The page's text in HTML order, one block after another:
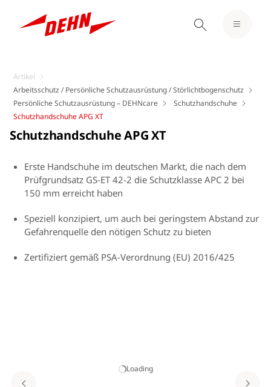
Artikel
Arbeitsschutz / Persönliche Schutzausrüstung / Störlichtbogenschutz
Persönliche Schutzausrüstung – DEHNcare
Schutzhandschuhe
Schutzhandschuhe APG XT
Loading
Schutzhandschuhe APG XT
Erste Handschuhe im deutschen Markt, die nach dem
Prüfgrundsatz GS-ET 42-2 die Schutzklasse APC 2 bei
150 mm erreicht haben
Speziell konzipiert, um auch bei geringstem Abstand zur
Gefahrenquelle den nötigen Schutz zu bieten
Zertifiziert gemäß PSA-Verordnung (EU) 2016/425